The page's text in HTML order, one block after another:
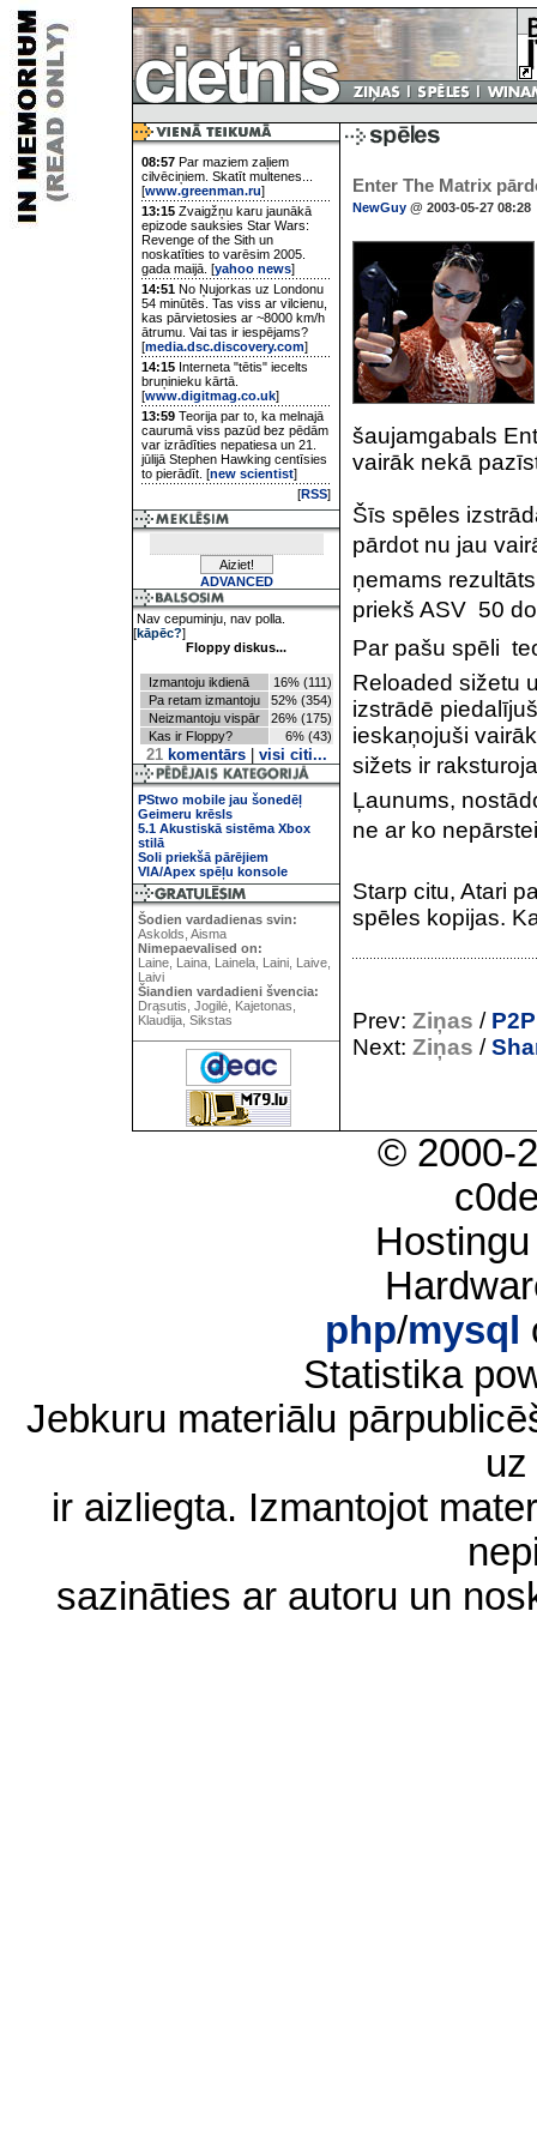
08:57 Par maziem zaļiem
cilvēciņiem. Skatīt multenes...
[www.greenman.ru]
13:15 Zvaigžņu karu jaunākā
epizode sauksies Star Wars:
Revenge of the Sith un
noskatīties to varēsim 2005.
gada maijā. [yahoo news]
14:51 No Ņujorkas uz Londonu
54 minūtēs. Tas viss ar vilcienu,
kas pārvietosies ar ~8000 km/h
ātrumu. Vai tas ir iespējams?
[media.dsc.discovery.com]
14:15 Interneta "tētis" iecelts
bruņinieku kārtā.
[www.digitmag.co.uk]
13:59 Teorija par to, ka melnajā
caurumā viss pazūd bez pēdām
var izrādīties nepatiesa un 21.
jūlijā Stephen Hawking centīsies
to pierādīt. [new scientist]
[RSS]
ADVANCED
Nav cepuminju, nav polla.
[kāpēc?]
Floppy diskus...
Izmantoju ikdienā
16% (111)
Pa retam izmantoju
52% (354)
Neizmantoju vispār
26% (175)
Kas ir Floppy?
6% (43)
21komentārs| visi citi...
PStwo mobile jau šonedēļ
Geimeru krēsls
5.1 Akustiskā sistēma Xbox
stilā
Soli priekšā pārējiem
VIA/Apex spēļu konsole
Šodien vardadienas svin:
Askolds, Aisma
Nimepaevalised on:
Laine, Laina, Lainela, Laini, Laive,
Laivi
Šiandien vardadieni švencia:
Drąsutis, Jogilė, Kajetonas,
Klaudija, Sikstas
Enter The Matrix
NewGuy @ 2003-05-27 08:28
šaujamgabals
vairāk nekā
Šīs spēles
pārdot nu jau
ņemams
priekš ASV  50
Par pašu spēli 
Reloaded sižetu
izstrādē
ieskaņojuši
sižets ir
Ļaunums,
ne ar ko
Starp citu, Atari
spēles kopijas.
Prev: Ziņas /
Next: Ziņas /
© 2000-
php/mysql
Statistika
Jebkuru materiālu
ir aizliegta. Izmantojot
sazināties ar autoru un